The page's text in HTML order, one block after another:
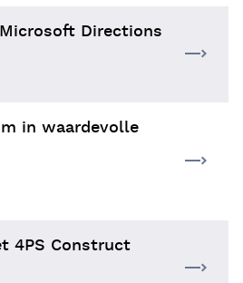
Directions
in waardevolle
4PS Construct